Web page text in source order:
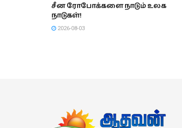
சீன ரோபோக்களை நாடும் உலக
நாடுகள்!
2026-08-03